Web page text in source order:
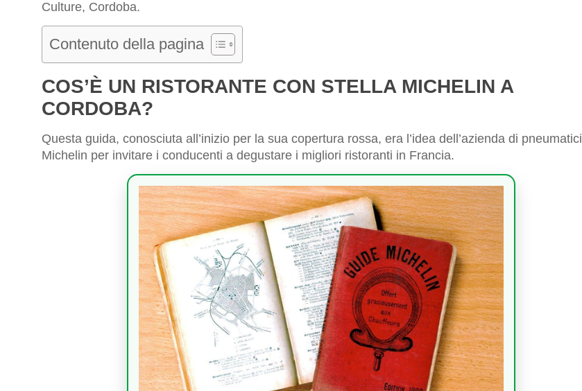
Culture, Cordoba.
Contenuto della pagina
COS’È UN RISTORANTE CON STELLA MICHELIN A
CORDOBA?
Questa guida, conosciuta all’inizio per la sua copertura rossa, era l’idea dell’azienda di pneumatici
Michelin per invitare i conducenti a degustare i migliori ristoranti in Francia.